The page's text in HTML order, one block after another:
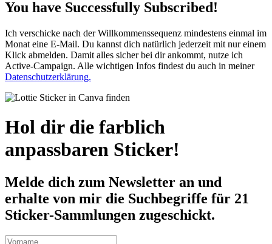
You have Successfully Subscribed!
Ich verschicke nach der Willkommenssequenz mindestens einmal im
Monat eine E-Mail. Du kannst dich natürlich jederzeit mit nur einem
Klick abmelden. Damit alles sicher bei dir ankommt, nutze ich
Active-Campaign. Alle wichtigen Infos findest du auch in meiner
Datenschutzerklärung.
Hol dir die farblich
anpassbaren Sticker!
Melde dich zum Newsletter an und
erhalte von mir die Suchbegriffe für 21
Sticker-Sammlungen zugeschickt.